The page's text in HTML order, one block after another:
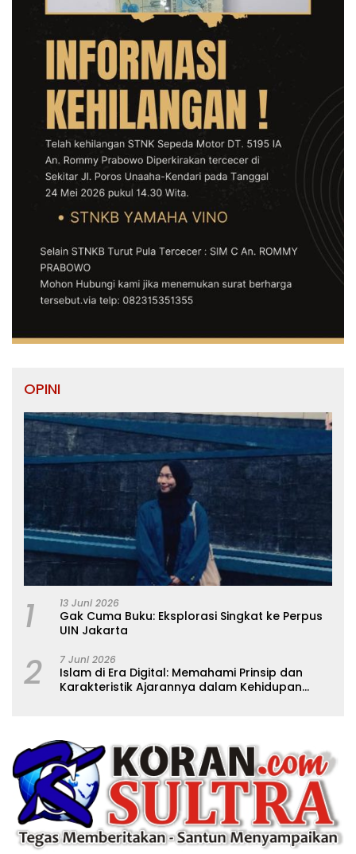
OPINI
1 13 Juni 2026
Gak Cuma Buku: Eksplorasi Singkat ke Perpus
UIN Jakarta
2 7 Juni 2026
Islam di Era Digital: Memahami Prinsip dan
Karakteristik Ajarannya dalam Kehidupan